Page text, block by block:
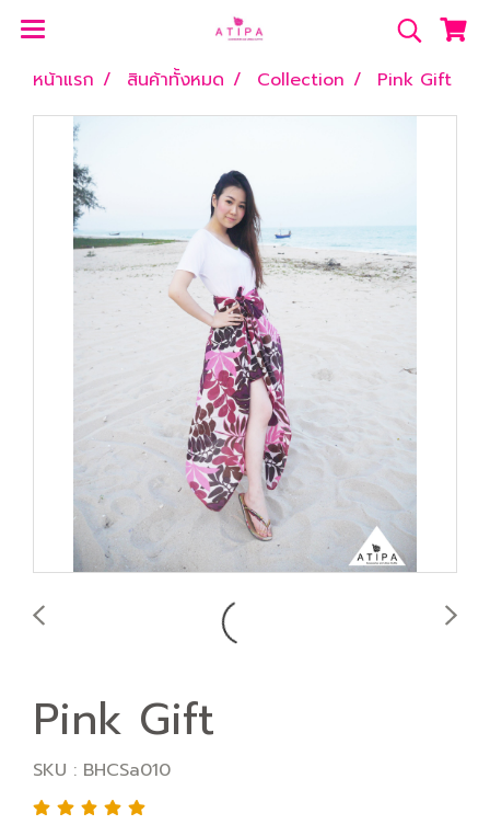
หน้าแรก สินค้าทั้งหมด Collection Pink Gift
Pink Gift
SKU : BHCSa010